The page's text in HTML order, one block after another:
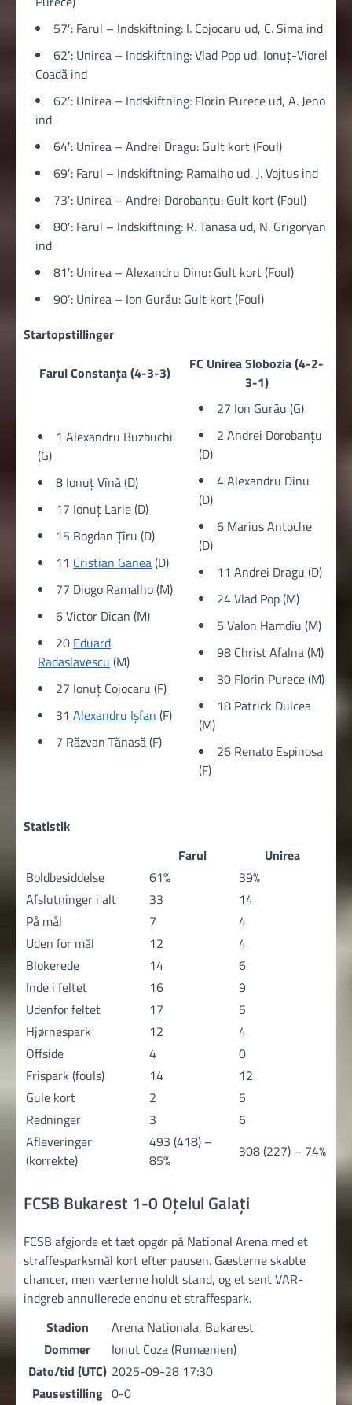
57′: Farul – Indskiftning: I. Cojocaru ud, C. Sima ind
62′: Unirea – Indskiftning: Vlad Pop ud, Ionuţ-Viorel
Coadă ind
62′: Unirea – Indskiftning: Florin Purece ud, A. Jeno
ind
64′: Unirea – Andrei Dragu: Gult kort (Foul)
69′: Farul – Indskiftning: Ramalho ud, J. Vojtus ind
73′: Unirea – Andrei Dorobanțu: Gult kort (Foul)
80′: Farul – Indskiftning: R. Tanasa ud, N. Grigoryan
ind
81′: Unirea – Alexandru Dinu: Gult kort (Foul)
90′: Unirea – Ion Gurău: Gult kort (Foul)
Startopstillinger
Farul Constanța (4-3-3)
FC Unirea Slobozia (4-2-
3-1)
1 Alexandru Buzbuchi
(G)
8 Ionuț Vînă (D)
17 Ionuț Larie (D)
15 Bogdan Țîru (D)
11 Cristian Ganea(D)
77 Diogo Ramalho (M)
6 Victor Dican (M)
20 Eduard
Radaslavescu (M)
27 Ionuț Cojocaru (F)
31 Alexandru Ișfan (F)
7 Răzvan Tănasă (F)
27 Ion Gurău (G)
2 Andrei Dorobanțu
(D)
4 Alexandru Dinu
(D)
6 Marius Antoche
(D)
11 Andrei Dragu (D)
24 Vlad Pop (M)
5 Valon Hamdiu (M)
98 Christ Afalna (M)
30 Florin Purece (M)
18 Patrick Dulcea
(M)
26 Renato Espinosa
(F)
Statistik
Farul
Unirea
Boldbesiddelse
61%
39%
Afslutninger i alt
33
14
På mål
7
4
Uden for mål
12
4
Blokerede
14
6
Inde i feltet
16
9
Udenfor feltet
17
5
Hjørnespark
12
4
Offside
4
0
Frispark (fouls)
14
12
Gule kort
2
5
Redninger
3
6
Afleveringer
(korrekte)
493 (418) –
85%
308 (227) – 74%
FCSB Bukarest 1-0 Oțelul Galați
FCSB afgjorde et tæt opgør på National Arena med et
straffesparksmål kort efter pausen. Gæsterne skabte
chancer, men værterne holdt stand, og et sent VAR-
indgreb annullerede endnu et straffespark.
Stadion
Arena Nationala, Bukarest
Dommer
Ionut Coza (Rumænien)
Dato/tid (UTC) 2025-09-28 17:30
Pausestilling 0-0